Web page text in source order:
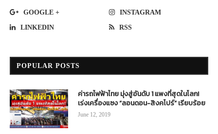
GOOGLE + INSTAGRAM
LINKEDIN RSS
POPULAR POSTS
ค่ารถไฟฟ้าไทย มุ่งสู่อันดับ 1 แพงที่สุดในโลก!
เร่งเครื่องแซง “ลอนดอน-สิงคโปร์” เรียบร้อย
June 12, 2019